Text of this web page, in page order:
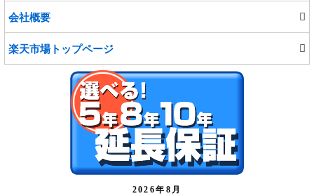
会社概要
楽天市場トップページ